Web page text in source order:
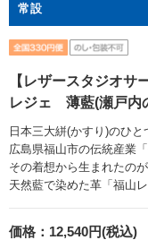
常設
【レザースタジオ
レジェ 薄藍(瀬戸内
日本三大絣(かすり)のひと
広島県福山市の伝統産業
その着想から生まれたのが
天然藍で染めた革「福山
価格： 12,540円(税込)